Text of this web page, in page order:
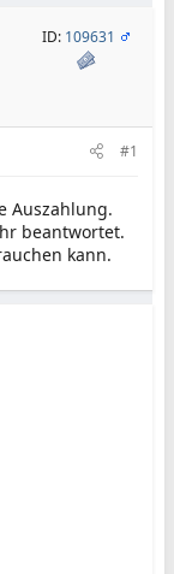
ID: 109631
#1
Auszahlung.
beantwortet.
kann.